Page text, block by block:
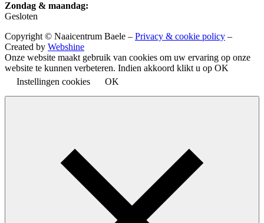
Zondag & maandag:
Gesloten
Copyright © Naaicentrum Baele – Privacy & cookie policy –
Created by Webshine
Onze website maakt gebruik van cookies om uw ervaring op onze
website te kunnen verbeteren. Indien akkoord klikt u op OK
Instellingen cookies
OK